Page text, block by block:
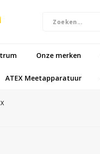
Onze merken
ATEX Meetapparatuur